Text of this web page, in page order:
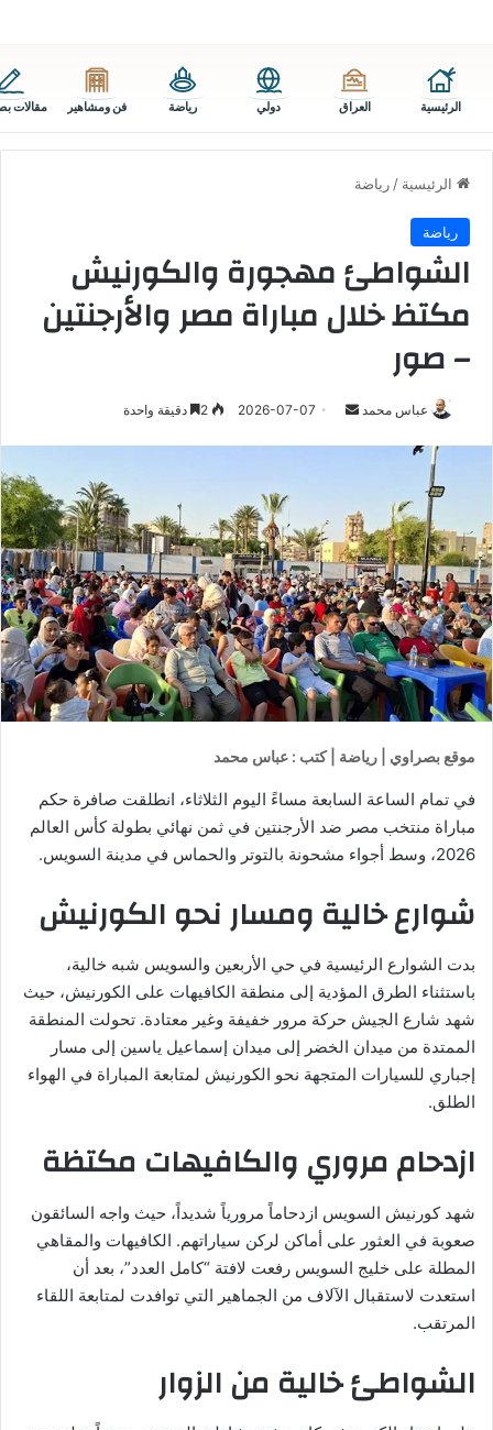
الرئيسية العراق دولي رياضة فن ومشاهير مقالات
الرئيسية / رياضة
رياضة
الشواطئ مهجورة والكورنيش
مكتظ خلال مباراة مصر والأرجنتين
– صور
عباس محمد
أرسل 2026-07-07 دقيقة واحدة
موقع بصراوي | رياضة | كتب : عباس محمد
في تمام الساعة السابعة مساءً اليوم الثلاثاء، انطلقت صافرة حكم
مباراة منتخب مصر ضد الأرجنتين في ثمن نهائي بطولة كأس العالم
2026، وسط أجواء مشحونة بالتوتر والحماس في مدينة السويس.
شوارع خالية ومسار نحو الكورنيش
بدت الشوارع الرئيسية في حي الأربعين والسويس شبه خالية،
باستثناء الطرق المؤدية إلى منطقة الكافيهات على الكورنيش، حيث
شهد شارع الجيش حركة مرور خفيفة وغير معتادة. تحولت المنطقة
الممتدة من ميدان الخضر إلى ميدان إسماعيل ياسين إلى مسار
إجباري للسيارات المتجهة نحو الكورنيش لمتابعة المباراة في الهواء
الطلق.
ازدحام مروري والكافيهات مكتظة
شهد كورنيش السويس ازدحاماً مرورياً شديداً، حيث واجه السائقون
صعوبة في العثور على أماكن لركن سياراتهم. الكافيهات والمقاهي
المطلة على خليج السويس رفعت لافتة “كامل العدد”، بعد أن
استعدت لاستقبال الآلاف من الجماهير التي توافدت لمتابعة اللقاء
المرتقب.
الشواطئ خالية من الزوار